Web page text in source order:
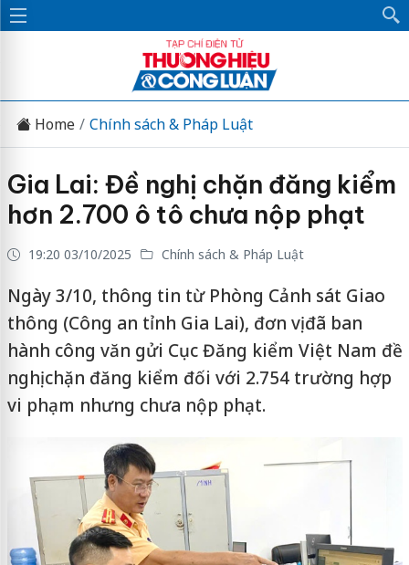
Home Chính sách & Pháp Luật
Gia Lai: Đề nghị chặn đăng kiểm
hơn 2.700 ô tô chưa nộp phạt
19:20 03/10/2025 Chính sách & Pháp Luật
Ngày 3/10, thông tin từ Phòng Cảnh sát Giao
thông (Công an tỉnh Gia Lai), đơn vị đã ban
hành công văn gửi Cục Đăng kiểm Việt Nam đề
nghị chặn đăng kiểm đối với 2.754 trường hợp
vi phạm nhưng chưa nộp phạt.